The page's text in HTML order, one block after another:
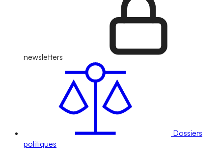
newsletters
Dossiers
politiques